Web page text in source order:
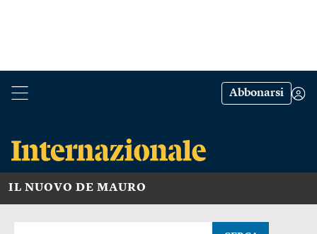
Abbonarsi
IL NUOVO DE MAURO